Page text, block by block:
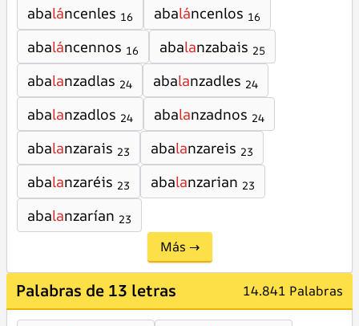
abaláncenles 16 abaláncenlos 16
abaláncennos 16 abalanzabais 25
abalanzadlas 24 abalanzadles 24
abalanzadlos 24 abalanzadnos 24
abalanzarais 23 abalanzareis 23
abalanzaréis 23 abalanzarian 23
abalanzarían 23
Más →
Palabras de 13 letras 14.841 Palabras